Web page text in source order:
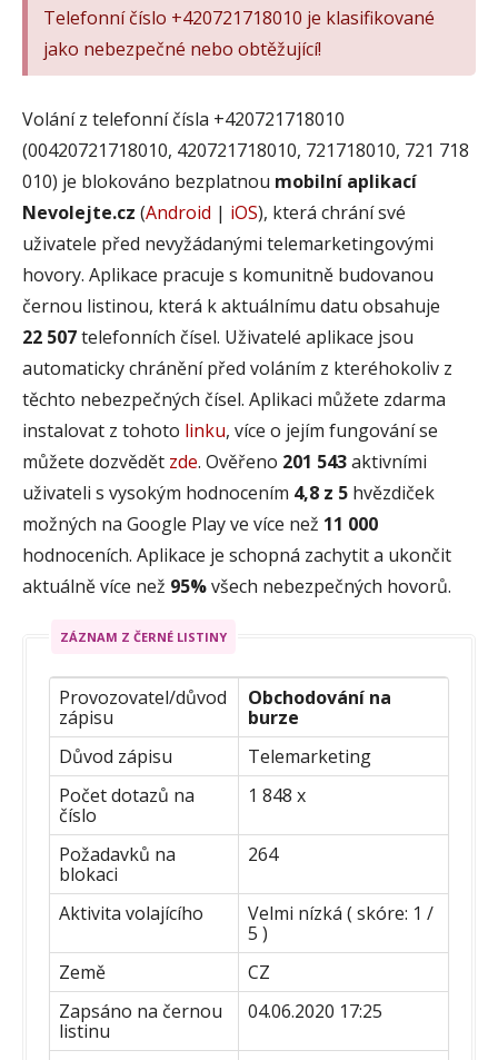
Telefonní číslo +420721718010 je klasifikované
jako nebezpečné nebo obtěžující!
Volání z telefonní čísla +420721718010
(00420721718010, 420721718010, 721718010, 721 718
010) je blokováno bezplatnou mobilní aplikací
Nevolejte.cz (Android | iOS), která chrání své
uživatele před nevyžádanými telemarketingovými
hovory. Aplikace pracuje s komunitně budovanou
černou listinou, která k aktuálnímu datu obsahuje
22 507telefonních čísel. Uživatelé aplikace jsou
automaticky chránění před voláním z kteréhokoliv z
těchto nebezpečných čísel. Aplikaci můžete zdarma
instalovat z tohoto linku, více o jejím fungování se
můžete dozvědět zde. Ověřeno 201 543aktivními
uživateli s vysokým hodnocením 4,8 z 5 hvězdiček
možných na Google Play ve více než 11 000
hodnoceních. Aplikace je schopná zachytit a ukončit
aktuálně více než 95%všech nebezpečných hovorů.
ZÁZNAM Z ČERNÉ LISTINY
Provozovatel/důvod
zápisu
Obchodování na
burze
Důvod zápisu
Telemarketing
Počet dotazů na
číslo
1 848 x
Požadavků na
blokaci
264
Aktivita volajícího
Velmi nízká ( skóre: 1 /
5 )
Země
CZ
Zapsáno na černou
listinu
04.06.2020 17:25